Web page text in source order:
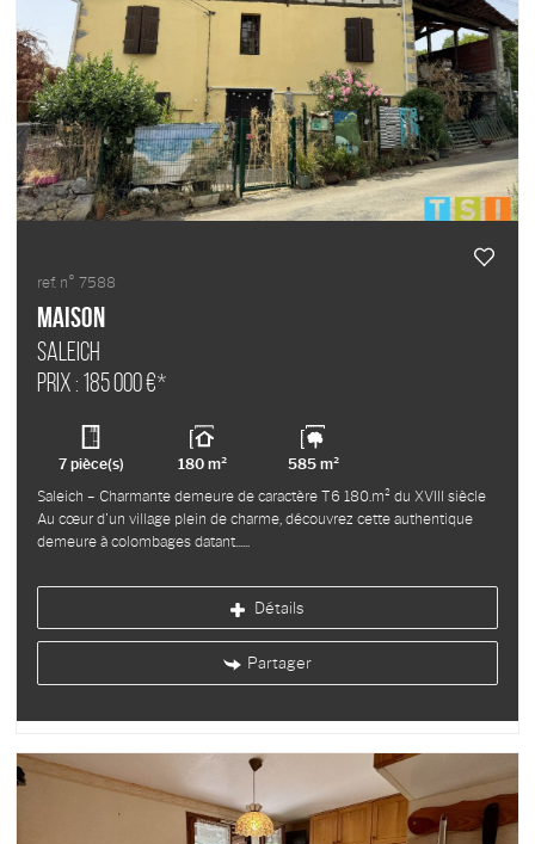
ref. n° 7588
Maison
SALEICH
Prix : 185 000 €*
7 pièce(s) 180 m²
585 m²
Saleich – Charmante demeure de caractère T6 180.m² du XVIII siècle
Au cœur d'un village plein de charme, découvrez cette authentique
demeure à colombages datant...
Détails
Partager